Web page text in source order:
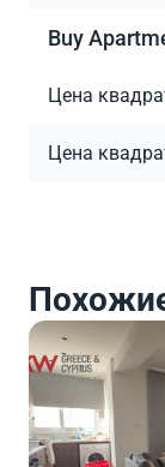
Buy
Цена
Цена